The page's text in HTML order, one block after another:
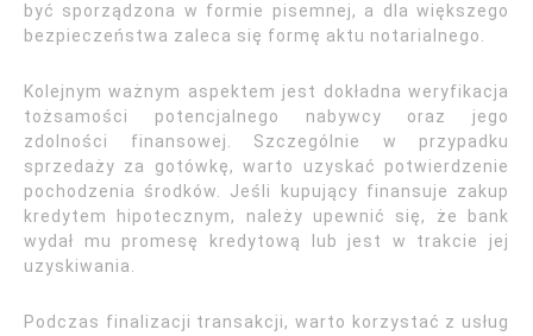
być sporządzona w formie pisemnej, a dla większego
bezpieczeństwa zaleca się formę aktu notarialnego.
Kolejnym ważnym aspektem jest dokładna weryfikacja
tożsamości potencjalnego nabywcy oraz jego
zdolności finansowej. Szczególnie w przypadku
sprzedaży za gotówkę, warto uzyskać potwierdzenie
pochodzenia środków. Jeśli kupujący finansuje zakup
kredytem hipotecznym, należy upewnić się, że bank
wydał mu promesę kredytową lub jest w trakcie jej
uzyskiwania.
Podczas finalizacji transakcji, warto korzystać z usług